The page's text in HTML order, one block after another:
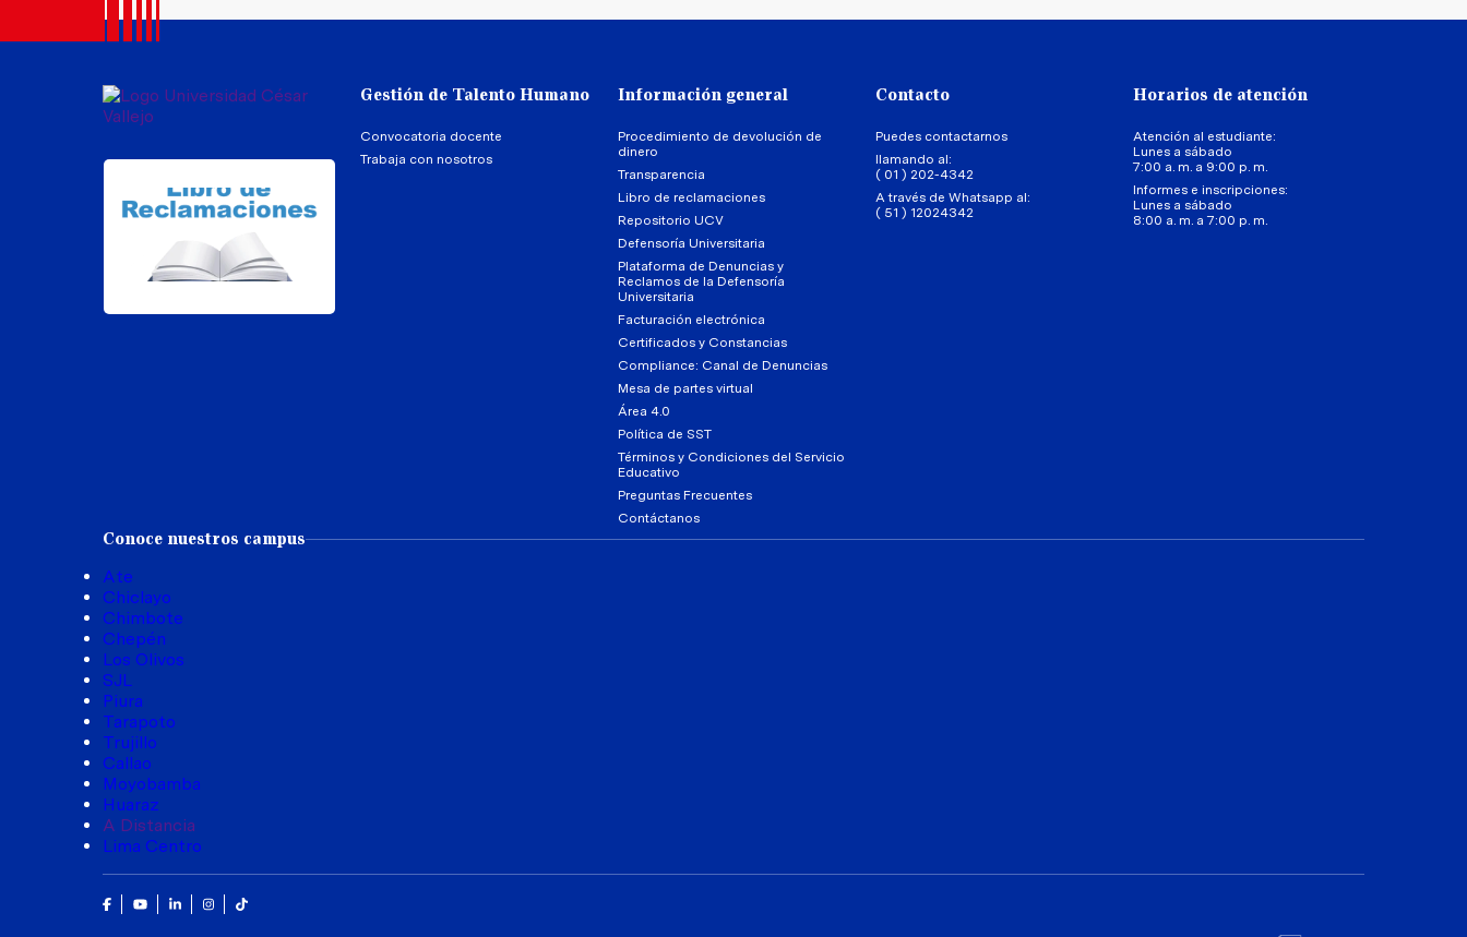
Gestión de Talento Humano
Convocatoria docente
Trabaja con nosotros
Información general
Procedimiento de devolución de
dinero
Transparencia
Libro de reclamaciones
Repositorio UCV
Defensoría Universitaria
Plataforma de Denuncias y
Reclamos de la Defensoría
Universitaria
Facturación electrónica
Certificados y Constancias
Compliance: Canal de Denuncias
Mesa de partes virtual
Área 4.0
Política de SST
Términos y Condiciones del Servicio
Educativo
Preguntas Frecuentes
Contáctanos
Contacto
Puedes contactarnos
llamando al:
( 01 ) 202-4342
A través de Whatsapp al:
( 51 ) 12024342
Horarios de atención
Atención al estudiante:
Lunes a sábado
7:00 a. m. a 9:00 p. m.
Informes e inscripciones:
Lunes a sábado
8:00 a. m. a 7:00 p. m.
Conoce nuestros campus
Ate
Chiclayo
Chimbote
Chepén
Los Olivos
SJL
Piura
Tarapoto
Trujillo
Callao
Moyobamba
Huaraz
A Distancia
Lima Centro
Facebook
YoutubeLinkedinInstagram
Tik Tok